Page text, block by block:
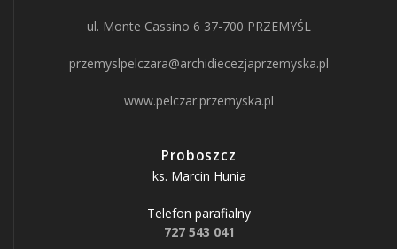
ul. Monte Cassino 6 37-700 PRZEMYŚL
przemyslpelczara@archidiecezjaprzemyska.pl
www.pelczar.przemyska.pl
Proboszcz
ks. Marcin Hunia
Telefon parafialny
727 543 041